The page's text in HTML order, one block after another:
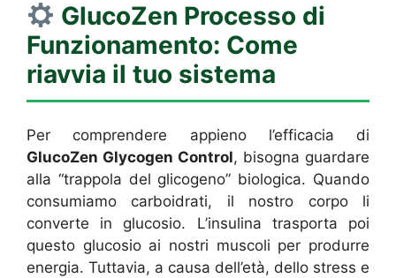
GlucoZen Processo di
Funzionamento: Come
riavvia il tuo sistema
Per comprendere appieno l’efficacia di
GlucoZen Glycogen Control, bisogna guardare
alla “trappola del glicogeno” biologica. Quando
consumiamo carboidrati, il nostro corpo li
converte in glucosio. L’insulina trasporta poi
questo glucosio ai nostri muscoli per produrre
energia. Tuttavia, a causa dell’età, dello stress e